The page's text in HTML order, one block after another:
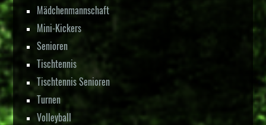
Mädchenmannschaft
Mini-Kickers
Senioren
Tischtennis
Tischtennis Senioren
Turnen
Volleyball